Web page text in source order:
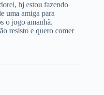
hj estou fazendo
uma amiga para
o jogo amanhã.
resisto e quero comer